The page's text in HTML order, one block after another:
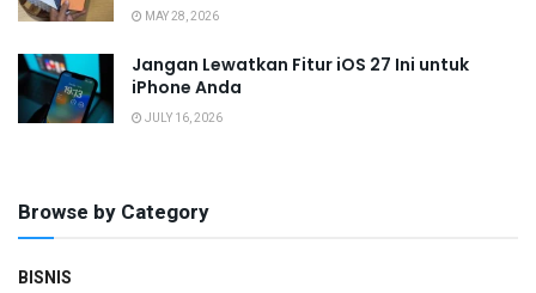
MAY 28, 2026
Jangan Lewatkan Fitur iOS 27 Ini untuk
iPhone Anda
JULY 16, 2026
Browse by Category
BISNIS